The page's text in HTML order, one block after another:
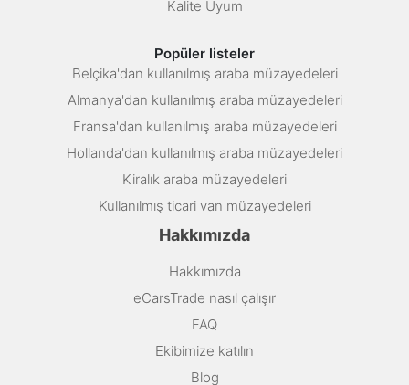
Kalite Uyum
Popüler listeler
Belçika'dan kullanılmış araba müzayedeleri
Almanya'dan kullanılmış araba müzayedeleri
Fransa'dan kullanılmış araba müzayedeleri
Hollanda'dan kullanılmış araba müzayedeleri
Kiralık araba müzayedeleri
Kullanılmış ticari van müzayedeleri
Hakkımızda
Hakkımızda
eCarsTrade nasıl çalışır
FAQ
Ekibimize katılın
Blog